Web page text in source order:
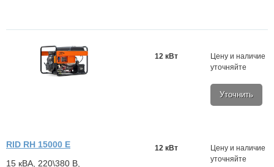
Цену и наличие
уточняйте
Уточнить
12 кВт
RID RH 15000 E
15 кВА, 220\380 В,
Цену и наличие
уточняйте
12 кВт